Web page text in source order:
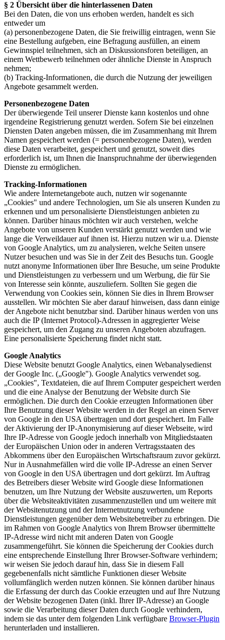
§ 2 Übersicht über die hinterlassenen Daten
Bei den Daten, die von uns erhoben werden, handelt es sich
entweder um
(a) personenbezogene Daten, die Sie freiwillig eintragen, wenn Sie
eine Bestellung aufgeben, eine Befragung ausfüllen, an einem
Gewinnspiel teilnehmen, sich an Diskussionsforen beteiligen, an
einem Wettbewerb teilnehmen oder ähnliche Dienste in Anspruch
nehmen;
(b) Tracking-Informationen, die durch die Nutzung der jeweiligen
Angebote gesammelt werden.
Personenbezogene Daten
Der überwiegende Teil unserer Dienste kann kostenlos und ohne
irgendeine Registrierung genutzt werden. Sofern Sie bei einzelnen
Diensten Daten angeben müssen, die im Zusammenhang mit Ihrem
Namen gespeichert werden (= personenbezogene Daten), werden
diese Daten verarbeitet, gespeichert und genutzt, soweit dies
erforderlich ist, um Ihnen die Inanspruchnahme der überwiegenden
Dienste zu ermöglichen.
Tracking-Informationen
Wie andere Internetangebote auch, nutzen wir sogenannte
„Cookies" und andere Technologien, um Sie als unseren Kunden zu
erkennen und um personalisierte Dienstleistungen anbieten zu
können. Darüber hinaus möchten wir auch verstehen, welche
Angebote von unseren Kunden verstärkt genutzt werden und wie
lange die Verweildauer auf ihnen ist. Hierzu nutzen wir u.a. Dienste
von Google Analytics, um zu analysieren, welche Seiten unsere
Nutzer besuchen und was Sie in der Zeit des Besuchs tun. Google
nutzt anonyme Informationen über Ihre Besuche, um seine Produkte
und Dienstleistungen zu verbessern und um Werbung, die für Sie
von Interesse sein könnte, auszuliefern. Sollten Sie gegen die
Verwendung von Cookies sein, können Sie dies in Ihrem Browser
ausstellen. Wir möchten Sie aber darauf hinweisen, dass dann einige
der Angebote nicht benutzbar sind. Darüber hinaus werden von uns
auch die IP (Internet Protocol)-Adressen in aggregierter Weise
gespeichert, um den Zugang zu unseren Angeboten abzufragen.
Eine personalisierte Speicherung findet nicht statt.
Google Analytics
Diese Website benutzt Google Analytics, einen Webanalysedienst
der Google Inc. („Google"). Google Analytics verwendet sog.
„Cookies", Textdateien, die auf Ihrem Computer gespeichert werden
und die eine Analyse der Benutzung der Website durch Sie
ermöglichen. Die durch den Cookie erzeugten Informationen über
Ihre Benutzung dieser Website werden in der Regel an einen Server
von Google in den USA übertragen und dort gespeichert. Im Falle
der Aktivierung der IP-Anonymisierung auf dieser Webseite, wird
Ihre IP-Adresse von Google jedoch innerhalb von Mitgliedstaaten
der Europäischen Union oder in anderen Vertragsstaaten des
Abkommens über den Europäischen Wirtschaftsraum zuvor gekürzt.
Nur in Ausnahmefällen wird die volle IP-Adresse an einen Server
von Google in den USA übertragen und dort gekürzt. Im Auftrag
des Betreibers dieser Website wird Google diese Informationen
benutzen, um Ihre Nutzung der Website auszuwerten, um Reports
über die Websiteaktivitäten zusammenzustellen und um weitere mit
der Websitenutzung und der Internetnutzung verbundene
Dienstleistungen gegenüber dem Websitebetreiber zu erbringen. Die
im Rahmen von Google Analytics von Ihrem Browser übermittelte
IP-Adresse wird nicht mit anderen Daten von Google
zusammengeführt. Sie können die Speicherung der Cookies durch
eine entsprechende Einstellung Ihrer Browser-Software verhindern;
wir weisen Sie jedoch darauf hin, dass Sie in diesem Fall
gegebenenfalls nicht sämtliche Funktionen dieser Website
vollumfänglich werden nutzen können. Sie können darüber hinaus
die Erfassung der durch das Cookie erzeugten und auf Ihre Nutzung
der Website bezogenen Daten (inkl. Ihrer IP-Adresse) an Google
sowie die Verarbeitung dieser Daten durch Google verhindern,
indem sie das unter dem folgenden Link verfügbare Browser-Plugin
herunterladen und installieren.